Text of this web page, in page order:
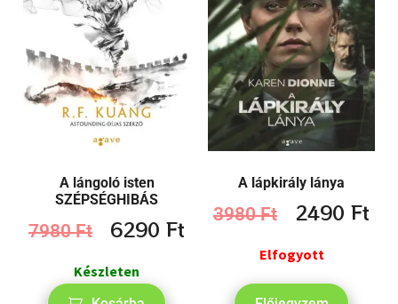
A lángoló isten
SZÉPSÉGHIBÁS
7980Ft 6290 Ft
Készleten
A lápkirály lánya
3980Ft 2490 Ft
Elfogyott